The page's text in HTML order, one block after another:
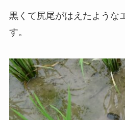
黒くて尻尾がはえたような
す。